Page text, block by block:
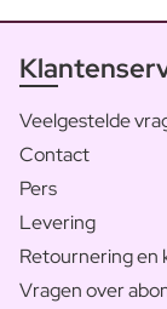
Veelgestelde
Contact
Pers
Levering
Retournering en
Vragen over